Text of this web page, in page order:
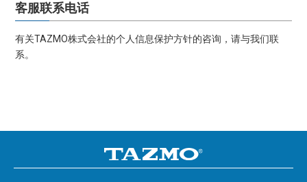
客服联系电话
有关TAZMO株式会社的个人信息保护方针的咨询，请与我们联
系。